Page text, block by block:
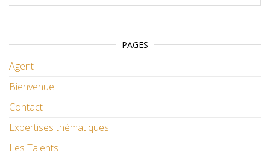
PAGES
Agent
Bienvenue
Contact
Expertises thématiques
Les Talents